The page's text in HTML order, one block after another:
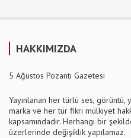
HAKKIMIZDA
5 Ağustos Pozantı Gazetesi
Yayınlanan her türlü ses,
marka ve her tür fikri mülkiyet
kapsamındadır. Herhangi bir
üzerlerinde değişiklik yapılamaz.